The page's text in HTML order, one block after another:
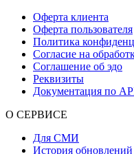
Оферта клиента
Оферта пользователя
Политика
Согласие на
Соглашение об эдо
Реквизиты
Документация по
О СЕРВИСЕ
Для СМИ
История обновлений